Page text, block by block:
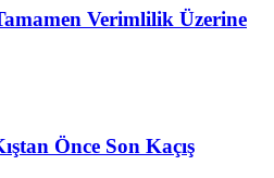
Verimlilik Üzerine
Önce Son Kaçış